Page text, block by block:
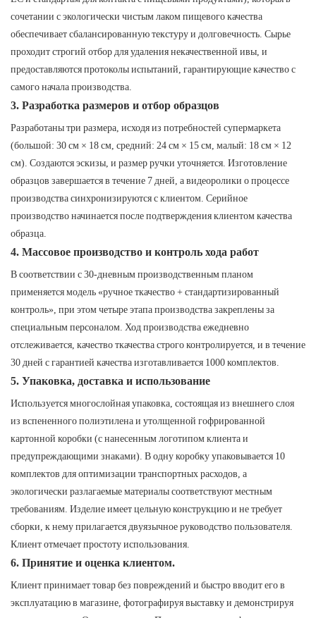
сочетании с экологически чистым лаком пищевого качества
обеспечивает сбалансированную текстуру и долговечность. Сырье
проходит строгий отбор для удаления некачественной ивы, и
предоставляются протоколы испытаний, гарантирующие качество с
самого начала производства.
3. Разработка размеров и отбор образцов
Разработаны три размера, исходя из потребностей супермаркета
(большой: 30 см × 18 см, средний: 24 см × 15 см, малый: 18 см × 12
см). Создаются эскизы, и размер ручки уточняется. Изготовление
образцов завершается в течение 7 дней, а видеоролики о процессе
производства синхронизируются с клиентом. Серийное
производство начинается после подтверждения клиентом качества
образца.
4. Массовое производство и контроль хода работ
В соответствии с 30-дневным производственным планом
применяется модель «ручное ткачество + стандартизированный
контроль», при этом четыре этапа производства закреплены за
специальным персоналом. Ход производства ежедневно
отслеживается, качество ткачества строго контролируется, и в течение
30 дней с гарантией качества изготавливается 1000 комплектов.
5. Упаковка, доставка и использование
Используется многослойная упаковка, состоящая из внешнего слоя
из вспененного полиэтилена и утолщенной гофрированной
картонной коробки (с нанесенным логотипом клиента и
предупреждающими знаками). В одну коробку упаковывается 10
комплектов для оптимизации транспортных расходов, а
экологически разлагаемые материалы соответствуют местным
требованиям. Изделие имеет цельную конструкцию и не требует
сборки, к нему прилагается двуязычное руководство пользователя.
Клиент отмечает простоту использования.
6. Принятие и оценка клиентом.
Клиент принимает товар без повреждений и быстро вводит его в
эксплуатацию в магазине, фотографируя выставку и демонстрируя